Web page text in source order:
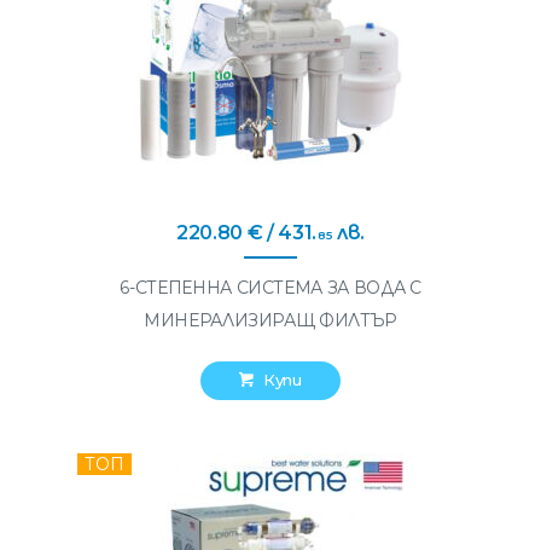
220.80 €/ 431.85 лв.
6-СТЕПЕННА СИСТЕМА ЗА ВОДА С
МИНЕРАЛИЗИРАЩ ФИЛТЪР
Купи
ТОП